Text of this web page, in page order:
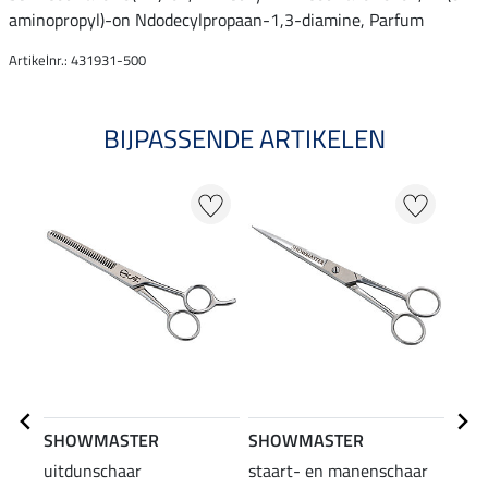
aminopropyl)-on Ndodecylpropaan-1,3-diamine, Parfum
Artikelnr.: 431931-500
BIJPASSENDE ARTIKELEN
SHOWMASTER
uitdunschaar
SHOWMASTER
staart- en manenschaar